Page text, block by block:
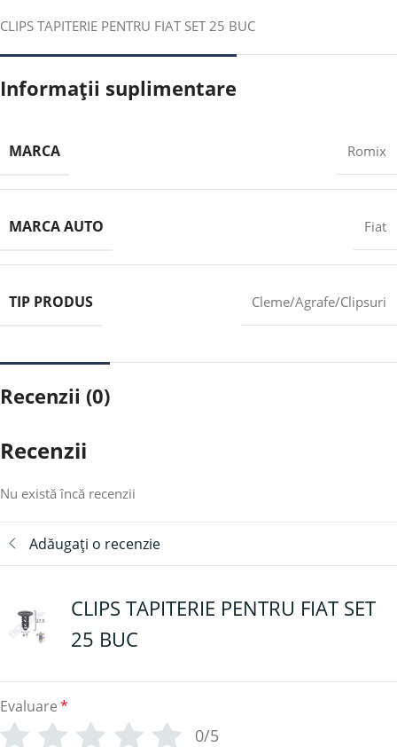
CLIPS TAPITERIE PENTRU FIAT SET 25 BUC
Informații suplimentare
MARCA Romix
MARCA AUTO Fiat
TIP PRODUS Cleme/Agrafe/Clipsuri
Recenzii (0)
Recenzii
Nu există încă recenzii
Adăugați o recenzie
CLIPS TAPITERIE PENTRU FIAT SET
25 BUC
Evaluare*
0/5